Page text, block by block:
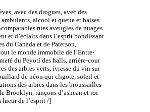
avec des drogues, avec des
ambulants, alcool et queue et baises
rues aveugles de nuages
et d’éclairs dans l’esprit bondissant
du Canada et de Paterson,
le monde immobile de l’Entre-
du Peyotl des halls, arrière-cour
des arbres verts, ivresse du vin sur
de néon qui cligote, soleil et
des arbres dans les broussailles
Brooklyn, rançons d’ashcan et roi
lueur de l’esprit /]